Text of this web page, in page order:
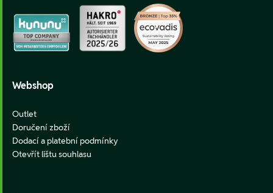
Webshop
Outlet
Doručení zboží
Dodací a platební podmínky
Otevřít lištu souhlasu